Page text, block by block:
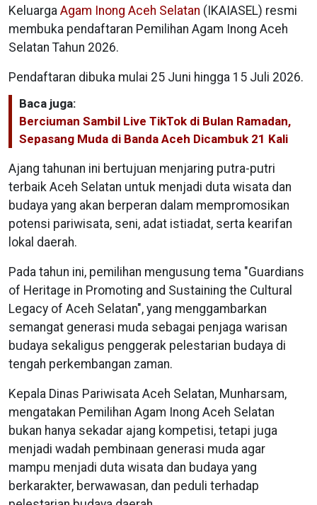
Keluarga Agam Inong Aceh Selatan (IKAIASEL) resmi
membuka pendaftaran Pemilihan Agam Inong Aceh
Selatan Tahun 2026.
Pendaftaran dibuka mulai 25 Juni hingga 15 Juli 2026.
Baca juga:
Berciuman Sambil Live TikTok di Bulan Ramadan,
Sepasang Muda di Banda Aceh Dicambuk 21 Kali
Ajang tahunan ini bertujuan menjaring putra-putri
terbaik Aceh Selatan untuk menjadi duta wisata dan
budaya yang akan berperan dalam mempromosikan
potensi pariwisata, seni, adat istiadat, serta kearifan
lokal daerah.
Pada tahun ini, pemilihan mengusung tema "Guardians
of Heritage in Promoting and Sustaining the Cultural
Legacy of Aceh Selatan", yang menggambarkan
semangat generasi muda sebagai penjaga warisan
budaya sekaligus penggerak pelestarian budaya di
tengah perkembangan zaman.
Kepala Dinas Pariwisata Aceh Selatan, Munharsam,
mengatakan Pemilihan Agam Inong Aceh Selatan
bukan hanya sekadar ajang kompetisi, tetapi juga
menjadi wadah pembinaan generasi muda agar
mampu menjadi duta wisata dan budaya yang
berkarakter, berwawasan, dan peduli terhadap